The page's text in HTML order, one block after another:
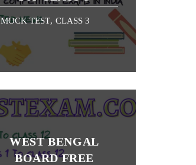
MOCK TEST, CLASS 3
WEST BENGAL
BOARD FREE